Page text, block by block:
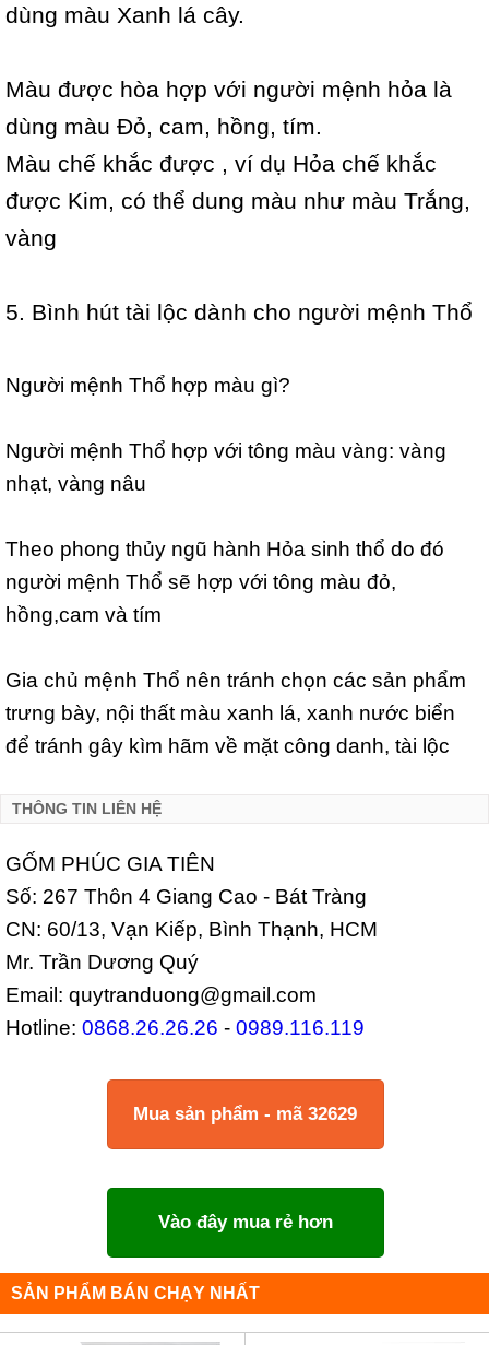
dùng màu Xanh lá cây.
Màu được hòa hợp với người mệnh hỏa là
dùng màu Đỏ, cam, hồng, tím.
Màu chế khắc được , ví dụ Hỏa chế khắc
được Kim, có thể dung màu như màu Trắng,
vàng
5. Bình hút tài lộc dành cho người mệnh Thổ
Người mệnh Thổ hợp màu gì?
Người mệnh Thổ hợp với tông màu vàng: vàng
nhạt, vàng nâu
Theo phong thủy ngũ hành Hỏa sinh thổ do đó
người mệnh Thổ sẽ hợp với tông màu đỏ,
hồng,cam và tím
Gia chủ mệnh Thổ nên tránh chọn các sản phẩm
trưng bày, nội thất màu xanh lá, xanh nước biển
để tránh gây kìm hãm về mặt công danh, tài lộc
THÔNG TIN LIÊN HỆ
GỐM PHÚC GIA TIÊN
Số: 267 Thôn 4 Giang Cao - Bát Tràng
CN: 60/13, Vạn Kiếp, Bình Thạnh, HCM
Mr. Trần Dương Quý
Email: quytranduong@gmail.com
Hotline: 0868.26.26.26 - 0989.116.119
Mua sản phẩm - mã 32629
Vào đây mua rẻ hơn
SẢN PHẨM BÁN CHẠY NHẤT